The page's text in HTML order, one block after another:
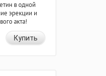
в одной
эрекции и
акта!
Купить